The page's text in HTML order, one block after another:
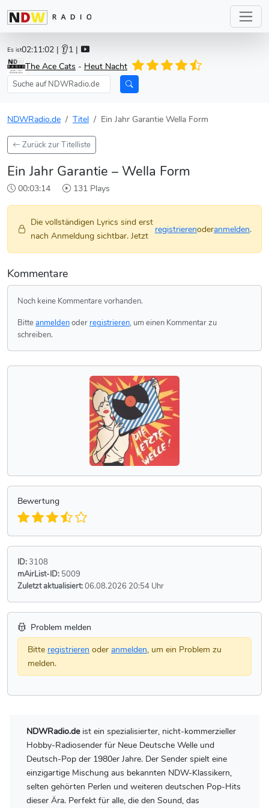
Es ist02:11:02 | 👂1 |
The Ace Cats - Heut Nacht
NDWRadio.de Titel Ein Jahr Garantie Wella Form
Zurück zur Titelliste
Ein Jahr Garantie – Wella Form
00:03:14 131 Plays
Die vollständigen Lyrics sind erst
nach Anmeldung sichtbar. Jetzt
registrierenoderanmelden.
Kommentare
Noch keine Kommentare vorhanden.
Bitteanmeldenoder registrieren, um einen Kommentar zu
schreiben.
Bewertung
ID:3108
mAirList-ID: 5009
Zuletzt aktualisiert:06.08.2026 20:54 Uhr
Problem melden
Bitte registrieren oder anmelden, um ein Problem zu
melden.
NDWRadio.deist ein spezialisierter, nicht-kommerzieller
Hobby-Radiosender für Neue Deutsche Welle und
Deutsch-Pop der 1980er Jahre. Der Sender spielt eine
einzigartige Mischung aus bekannten NDW-Klassikern,
selten gehörten Perlen und weiteren deutschen Pop-Hits
dieser Ära. Perfekt für alle, die den Sound, das